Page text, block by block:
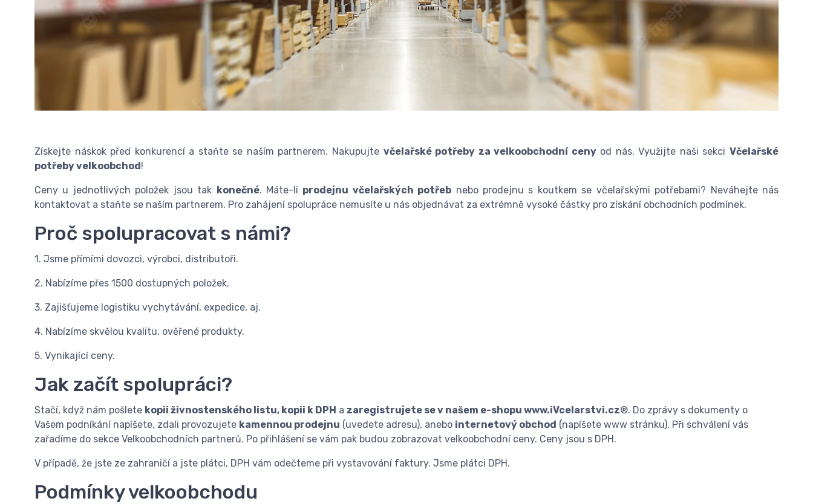
Získejte náskok před konkurencí a staňte se naším partnerem. Nakupujte včelařské potřeby za velkoobchodní cenyod nás. Využijte naši sekciVčelařské
potřeby velkoobchod!
Ceny u jednotlivých položek jsou tak konečné. Máte-li prodejnu včelařských potřeb nebo prodejnu s koutkem se včelařskými potřebami? Neváhejte nás
kontaktovat a staňte se naším partnerem. Pro zahájení spolupráce nemusíte u nás objednávat za extrémně vysoké částky pro získání obchodních podmínek.
Proč spolupracovat s námi?
1. Jsme přímími dovozci, výrobci, distributoři.
2. Nabízíme přes 1500 dostupných položek.
3. Zajišťujeme logistiku vychytávání, expedice, aj.
4. Nabízíme skvělou kvalitu, ověřené produkty.
5. Vynikající ceny.
Jak začít spolupráci?
Stačí, když nám pošlete kopii živnostenského listu, kopii k DPH a zaregistrujete se v našem e-shopu www.iVcelarstvi.cz®. Do zprávy s dokumenty o
Vašem podníkání napíšete, zdali provozujete kamennou prodejnu (uvedete adresu), anebo internetový obchod (napíšete www stránku). Při schválení vás
zařadíme do sekce Velkoobchodních partnerů. Po přihlášení se vám pak budou zobrazovat velkoobchodní ceny. Ceny jsou s DPH.
V případě, že jste ze zahraničí a jste plátci, DPH vám odečteme při vystavování faktury. Jsme plátci DPH.
Podmínky velkoobchodu